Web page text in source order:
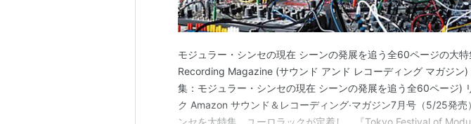
モジュラー・シンセの現在 シーンの発展を追う全60ページの大
Recording Magazine (サウンド アンド レコーディング マガジン
集：モジュラー・シンセの現在 シーンの発展を追う全60ページ)
ク Amazon サウンド＆レコーディング·マガジン7月号（5/25発売